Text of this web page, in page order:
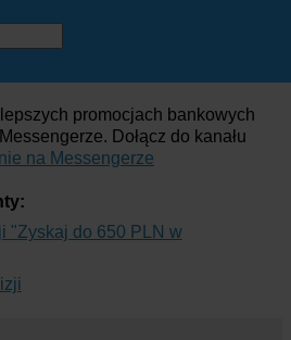
promocjach bankowych
Dołącz do kanału
na Messengerze
"Zyskaj do 650 PLN w